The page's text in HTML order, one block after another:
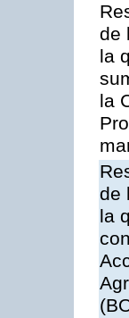
de
la
la
de
la